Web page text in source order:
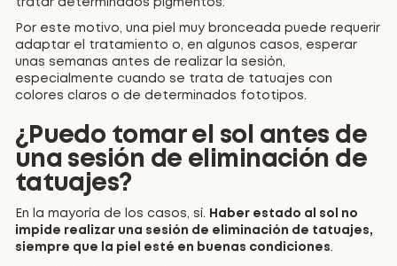
tratar determinados pigmentos.
Por este motivo, una piel muy bronceada puede requerir
adaptar el tratamiento o, en algunos casos, esperar
unas semanas antes de realizar la sesión,
especialmente cuando se trata de tatuajes con
colores claros o de determinados fototipos.
¿Puedo tomar el sol antes de
una sesión de eliminación de
tatuajes?
En la mayoría de los casos, sí.
Haber estado al sol no
impide realizar una sesión de eliminación de tatuajes,
siempre que la piel esté en buenas condiciones.